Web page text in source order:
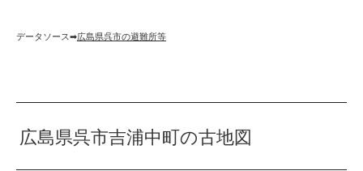
データソース➡︎広島県呉市の避難所等
広島県呉市吉浦中町の古地図